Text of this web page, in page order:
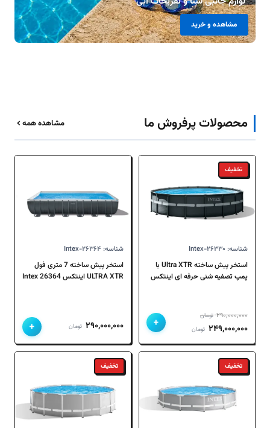
مشاهده و خرید
محصولات پرفروش ما مشاهده همه
تخفیف
شناسه: Intex-۲۶۳۳۰
استخر پیش ساخته Ultra XTR با
پمپ تصفیه شنی حرفه ای اینتکس
۲۹۰,۰۰۰,۰۰۰ تومان
قیمت
اصلی
۲۹۰,۰۰۰,۰۰۰ تومان
بود.
۲۴۹,۰۰۰,۰۰۰ تومانقیمت
فعلی
۲۴۹,۰۰۰,۰۰۰ تومان
+
شناسه: Intex-۲۶۳۶۴
استخر پیش ساخته 7 متری فول
ULTRA XTR اینتکس 26364 Intex
۲۹۰,۰۰۰,۰۰۰ تومان +
تخفیف تخفیف